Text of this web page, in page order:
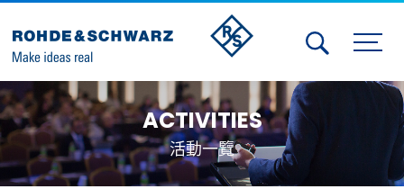
Activities
Contact Us
Member
ACTIVITIES
活動一覽